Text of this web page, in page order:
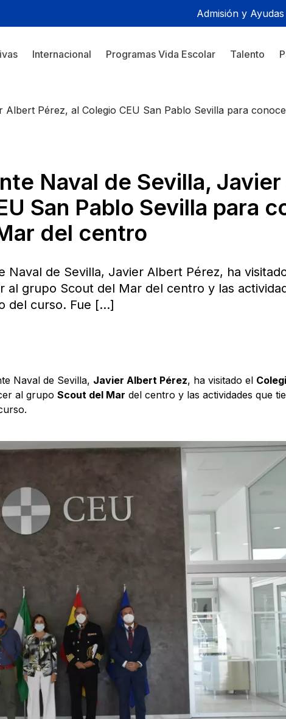
Admisión y Ayudas
Internacional Programas Vida Escolar Talento
Albert Pérez, al Colegio CEU San Pablo Sevilla para
Naval de Sevilla,
San Pablo Sevilla para
del centro
Naval de Sevilla, Javier Albert Pérez, ha
al grupo Scout del Mar del centro y las
del curso. Fue […]
Naval de Sevilla, Javier Albert Pérez, ha visitado el
al grupo Scout del Mar del centro y las actividades que